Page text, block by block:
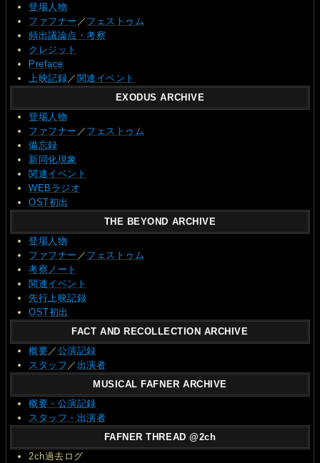
登場人物
ファフナー ／ フェストゥム
頻出議論点・考察
クレジット
Preface
上映記録／ 関連イベント
EXODUS ARCHIVE
登場人物
ファフナー ／ フェストゥム
備忘録
新同化現象
関連イベント
WEBラジオ
OST初出
THE BEYOND ARCHIVE
登場人物
ファフナー ／ フェストゥム
考察ノート
関連イベント
先行上映記録
OST初出
FACT AND RECOLLECTION ARCHIVE
概要／ 公演記録
スタッフ ／ 出演者
MUSICAL FAFNER ARCHIVE
概要・公演記録
スタッフ・出演者
FAFNER THREAD @2ch
2ch過去ログ